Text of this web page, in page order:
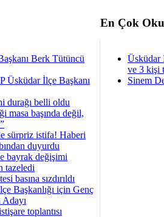
En Çok
Berk Tütüncü
Üsküdar İlçe Başkanı
durağı belli oldu
masa başında değil,
sürpriz istifa! Haberi
duyurdu
bayrak değişimi
tazeledi
basına sızdırıldı
Başkanlığı için Genç
toplantısı
Üsküdar
ve 3 kişi
Sinem